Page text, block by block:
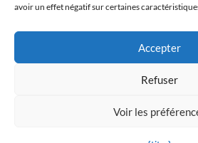
avoir un effet négatif sur certaines
Accepter
Refuser
Voir les
© 1998 - 2026 MegaGames.com